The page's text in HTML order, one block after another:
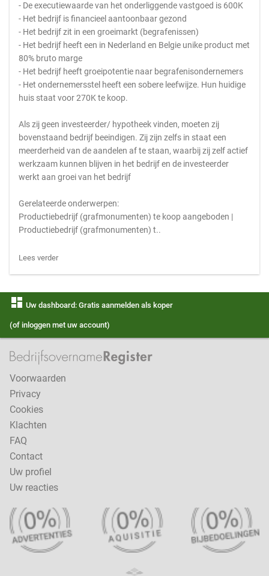
- De executiewaarde van het onderliggende vastgoed is 600K
- Het bedrijf is financieel aantoonbaar gezond
- Het bedrijf zit in een groeimarkt (begrafenissen)
- Het bedrijf heeft een in Nederland en Belgie unike product met
80% bruto marge
- Het bedrijf heeft groeipotentie naar begrafenisondernemers
- Het ondernemersstel heeft een sobere leefwijze. Hun huidige
huis staat voor 270K te koop.
Als zij geen investeerder/ hypotheek vinden, moeten zij
bovenstaand bedrijf beeindigen. Zij zijn zelfs in staat een
meerderheid van de aandelen af te staan, waarbij zij zelf actief
werkzaam kunnen blijven in het bedrijf en de investeerder
werkt aan groei van het bedrijf
Gerelateerde onderwerpen:
Productiebedrijf (grafmonumenten) te koop aangeboden |
Productiebedrijf (grafmonumenten) t..
Lees verder
dashboard Uw dashboard: Gratis aanmelden als koper
(of inloggen met uw account)
Voorwaarden
Privacy
Cookies
Klachten
FAQ
Contact
Uw profiel
Uw reacties